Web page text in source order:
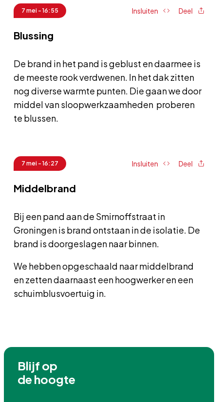
7 mei - 16:55 Insluiten Deel
Blussing
De brand in het pand is geblust en daarmee is
de meeste rook verdwenen. In het dak zitten
nog diverse warmte punten. Die gaan we door
middel van sloopwerkzaamheden proberen
te blussen.
7 mei - 16:27 Insluiten Deel
Middelbrand
Bij een pand aan de Smirnoffstraat in
Groningen is brand ontstaan in de isolatie. De
brand is doorgeslagen naar binnen.
We hebben opgeschaald naar middelbrand
en zetten daarnaast een hoogwerker en een
schuimblusvoertuig in.
Blijf op
de hoogte